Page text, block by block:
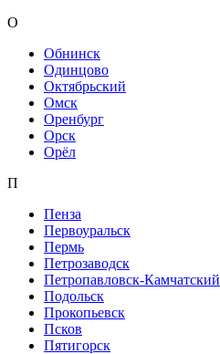
О
Обнинск
Одинцово
Октябрьский
Омск
Оренбург
Орск
Орёл
П
Пенза
Первоуральск
Пермь
Петрозаводск
Петропавловск-Камчатский
Подольск
Прокопьевск
Псков
Пятигорск